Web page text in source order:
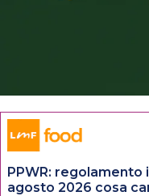
PPWR: regolamento
agosto 2026 cosa